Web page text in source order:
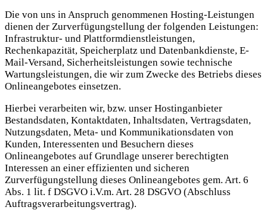
Die von uns in Anspruch genommenen Hosting-Leistungen
dienen der Zurverfügungstellung der folgenden Leistungen:
Infrastruktur- und Plattformdienstleistungen,
Rechenkapazität, Speicherplatz und Datenbankdienste, E-
Mail-Versand, Sicherheitsleistungen sowie technische
Wartungsleistungen, die wir zum Zwecke des Betriebs dieses
Onlineangebotes einsetzen.
Hierbei verarbeiten wir, bzw. unser Hostinganbieter
Bestandsdaten, Kontaktdaten, Inhaltsdaten, Vertragsdaten,
Nutzungsdaten, Meta- und Kommunikationsdaten von
Kunden, Interessenten und Besuchern dieses
Onlineangebotes auf Grundlage unserer berechtigten
Interessen an einer effizienten und sicheren
Zurverfügungstellung dieses Onlineangebotes gem. Art. 6
Abs. 1 lit. f DSGVO i.V.m. Art. 28 DSGVO (Abschluss
Auftragsverarbeitungsvertrag).